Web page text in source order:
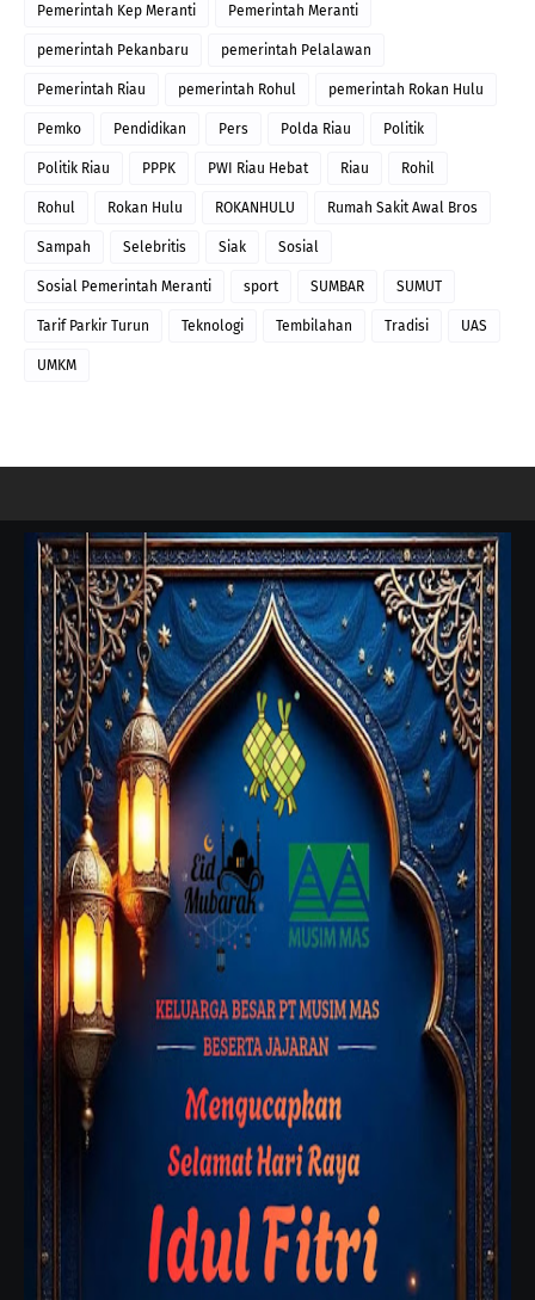
Pemerintah Kep Meranti Pemerintah Meranti
pemerintah Pekanbaru pemerintah Pelalawan
Pemerintah Riau pemerintah Rohul pemerintah Rokan Hulu
Pemko Pendidikan Pers Polda Riau Politik
Politik Riau PPPK PWI Riau Hebat Riau Rohil
Rohul Rokan Hulu ROKANHULU Rumah Sakit Awal Bros
Sampah Selebritis Siak Sosial
Sosial Pemerintah Meranti sport SUMBAR SUMUT
Tarif Parkir Turun Teknologi Tembilahan Tradisi UAS
UMKM